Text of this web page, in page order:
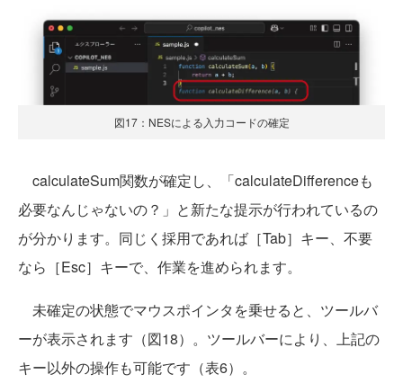
図17：NESによる入力コードの確定
calculateSum関数が確定し、「calculateDifferenceも
必要なんじゃないの？」と新たな提示が行われているの
が分かります。同じく採用であれば［Tab］キー、不要
なら［Esc］キーで、作業を進められます。
未確定の状態でマウスポインタを乗せると、ツールバ
ーが表示されます（図18）。ツールバーにより、上記の
キー以外の操作も可能です（表6）。